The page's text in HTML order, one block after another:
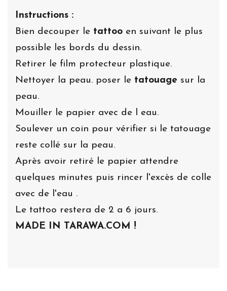
Instructions :
Bien decouper le tattoo en suivant le plus
possible les bords du dessin.
Retirer le film protecteur plastique.
Nettoyer la peau. poser le tatouage sur la
peau.
Mouiller le papier avec de l eau.
Soulever un coin pour vérifier si le tatouage
reste collé sur la peau.
Après avoir retiré le papier attendre
quelques minutes puis rincer l'excès de colle
avec de l'eau .
Le tattoo restera de 2 a 6 jours.
MADE IN TARAWA.COM !